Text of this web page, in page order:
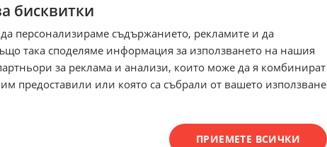
бисквитки
персонализираме съдържанието, рекламите и да
така споделяме информация за използването на нашия
за реклама и анализи, които може да я комбинират
предоставили или която са събрали от вашето използване
ПРИЕМЕТЕ ВСИЧКИ